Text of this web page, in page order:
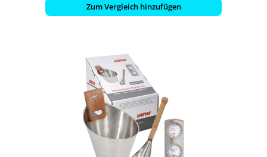
Zum Vergleich hinzufügen